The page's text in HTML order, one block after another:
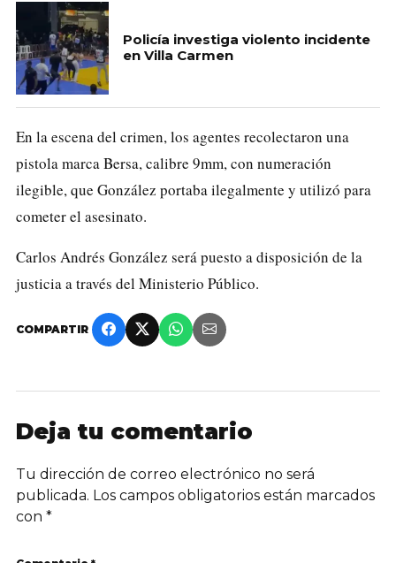
Policía investiga violento incidente
en Villa Carmen
En la escena del crimen, los agentes recolectaron una
pistola marca Bersa, calibre 9mm, con numeración
ilegible, que González portaba ilegalmente y utilizó para
cometer el asesinato.
Carlos Andrés González será puesto a disposición de la
justicia a través del Ministerio Público.
COMPARTIR
Deja tu comentario
Tu dirección de correo electrónico no será
publicada. Los campos obligatorios están marcados
con *